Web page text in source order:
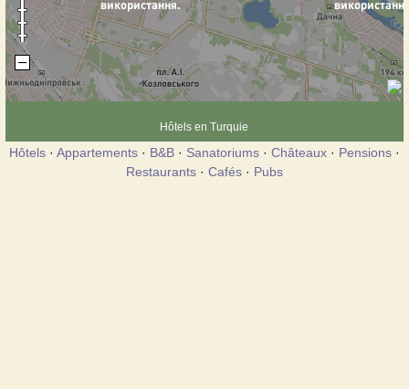
Hôtels en Turquie
Hôtels · Appartements · B&B · Sanatoriums · Châteaux · Pensions ·
Restaurants · Cafés · Pubs